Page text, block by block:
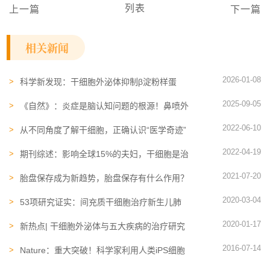
上一篇 列表 下一篇
相关新闻
科学新发现：干细胞外泌体抑制β淀粉样蛋
2026-01-08
《自然》：炎症是脑认知问题的根源！鼻喷外
2025-09-05
从不同角度了解干细胞，正确认识“医学奇迹” 2022-06-10
期刊综述：影响全球15%的夫妇，干细胞是治
2022-04-19
胎盘保存成为新趋势，胎盘保存有什么作用？ 2021-07-20
53项研究证实：间充质干细胞治疗新生儿肺
2020-03-04
新热点| 干细胞外泌体与五大疾病的治疗研究
2020-01-17
Nature：重大突破！科学家利用人类iPS细胞
2016-07-14